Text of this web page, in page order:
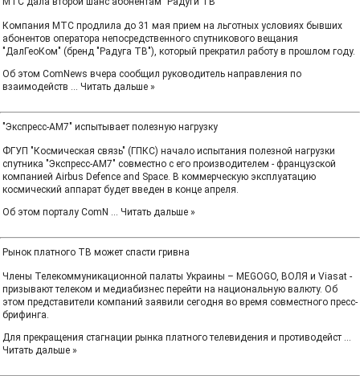
Компания МТС продлила до 31 мая прием на льготных условиях бывших
абонентов оператора непосредственного спутникового вещания
"ДалГеоКом" (бренд "Радуга ТВ"), который прекратил работу в прошлом году.
Об этом ComNews вчера сообщил руководитель направления по
взаимодейств ... Читать дальше »
"Экспресс-АМ7" испытывает полезную нагрузку
ФГУП "Космическая связь" (ГПКС) начало испытания полезной нагрузки
спутника "Экспресс-АМ7" совместно с его производителем - французской
компанией Airbus Defence and Space. В коммерческую эксплуатацию
космический аппарат будет введен в конце апреля.
Об этом порталу ComN ... Читать дальше »
Рынок платного ТВ может спасти гривна
Члены Телекоммуникационной палаты Украины – MEGOGO, ВОЛЯ и Viasat -
призывают телеком и медиабизнес перейти на национальную валюту. Об
этом представители компаний заявили сегодня во время совместного пресс-
брифинга.
Для прекращения стагнации рынка платного телевидения и противодейст ...
Читать дальше »